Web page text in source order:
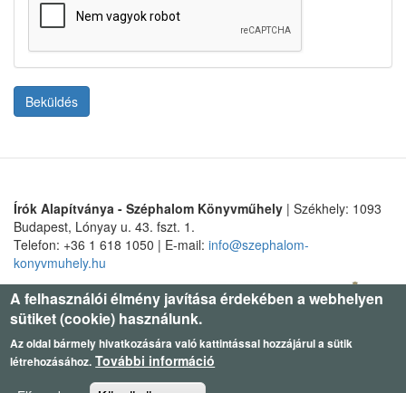
Beküldés
Írók Alapítványa - Széphalom Könyvműhely | Székhely: 1093
Budapest, Lónyay u. 43. fszt. 1.
Telefon: +36 1 618 1050 | E-mail: info@szephalom-
konyvmuhely.hu
A felhasználói élmény javítása érdekében a webhelyen
sütiket (cookie) használunk.
Az oldal bármely hivatkozására való kattintással hozzájárul a sütik
létrehozásához. További információ